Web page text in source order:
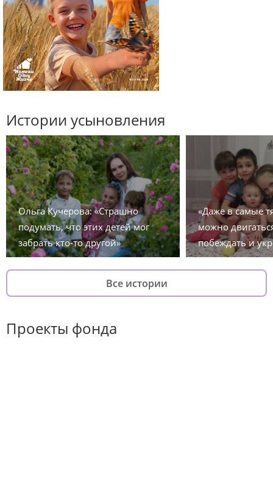
Истории усыновления
Ольга Кучерова: «Страшно
подумать, что этих детей мог
забрать кто-то другой»
«Даже в самые
можно
побеждать и
Все истории
Проекты фонда